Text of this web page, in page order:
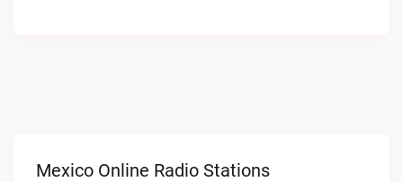
Mexico Online Radio Stations